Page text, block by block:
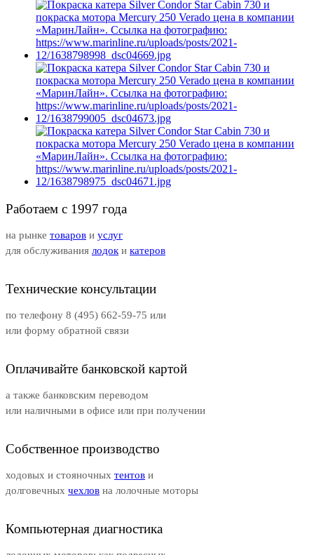
Работаем с 1997 года
на рынке товаров и услуг
для обслуживания лодоки катеров
Технические консультации
по телефону 8 (495) 662-59-75 или
или форму обратной связи
Оплачивайте банковской картой
а также банковским переводом
или наличными в офисе или при получении
Собственное производство
ходовых и стояночных тентов и
долговечных чехлов на лолочные моторы
Компьютерная диагностика